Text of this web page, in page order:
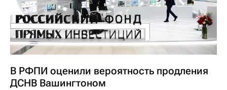
В РФПИ оценили вероятность продления
ДСНВ Вашингтоном